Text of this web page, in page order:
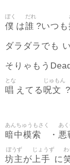
僕
ぼく
は誰
だれ
?いつも
ダラダラでも
そりゃもう
唱
とな
えてる呪文
じゅもん
暗中模索
あんちゅうもさく
・ 悪
あ
坊主
ぼうず
が上手
じょうず
に
わ